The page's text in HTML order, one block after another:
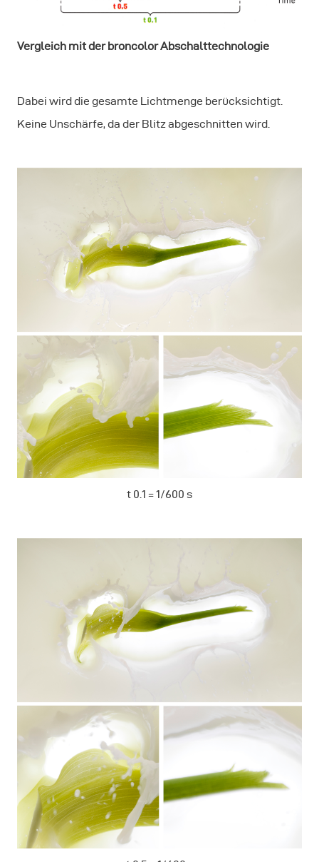
Vergleich mit der broncolor Abschalttechnologie
Dabei wird die gesamte Lichtmenge berücksichtigt.
Keine Unschärfe, da der Blitz abgeschnitten wird.
t 0.1 = 1/600 s